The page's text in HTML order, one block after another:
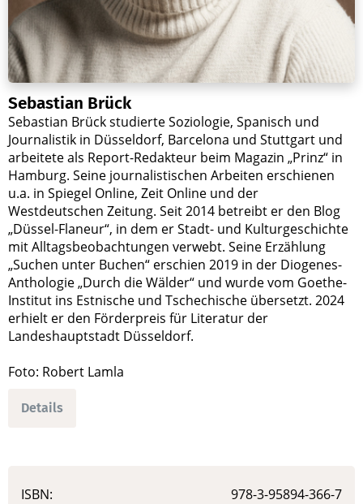
Sebastian Brück
Sebastian Brück studierte Soziologie, Spanisch und
Journalistik in Düsseldorf, Barcelona und Stuttgart und
arbeitete als Report-Redakteur beim Magazin „Prinz“ in
Hamburg. Seine journalistischen Arbeiten erschienen
u.a. in Spiegel Online, Zeit Online und der
Westdeutschen Zeitung. Seit 2014 betreibt er den Blog
„Düssel-Flaneur“, in dem er Stadt- und Kulturgeschichte
mit Alltagsbeobachtungen verwebt. Seine Erzählung
„Suchen unter Buchen“ erschien 2019 in der Diogenes-
Anthologie „Durch die Wälder“ und wurde vom Goethe-
Institut ins Estnische und Tschechische übersetzt. 2024
erhielt er den Förderpreis für Literatur der
Landeshauptstadt Düsseldorf.
Foto: Robert Lamla
Details
ISBN:
978-3-95894-366-7